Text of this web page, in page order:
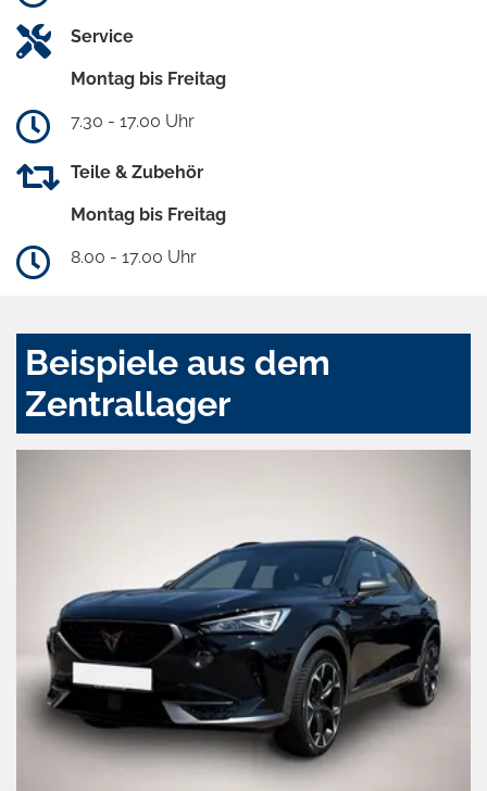
Service
Montag bis Freitag
7.30 - 17.00 Uhr
Teile & Zubehör
Montag bis Freitag
8.00 - 17.00 Uhr
Beispiele aus dem
Zentrallager